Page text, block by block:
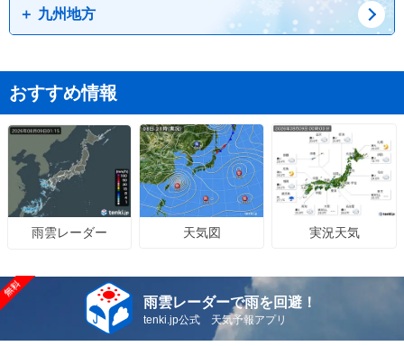
岡山県
徳島県九州地方
おすすめ情報
雨雲レーダー 天気図 実況天気
雨雲レーダーで雨を回避！
tenki.jp公式 天気予報アプリ